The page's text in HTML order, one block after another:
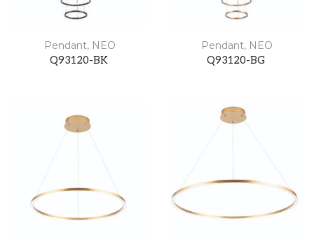
Pendant, NEO
Q93120-BK
Pendant, NEO
Q93120-BG